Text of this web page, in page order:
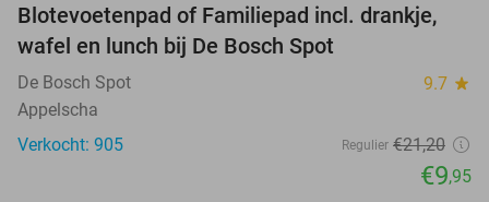
53%
Blotevoetenpad of Familiepad incl. drankje,
wafel en lunch bij De Bosch Spot
De Bosch Spot 9.7 star
Appelscha
Verkocht: 905
Regulier €21,20
€9,95